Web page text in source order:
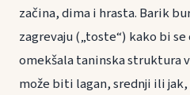
začina, dima i hrasta. Barik
zagrevaju („toste“) kako bi
omekšala taninska struktura
može biti lagan, srednji ili